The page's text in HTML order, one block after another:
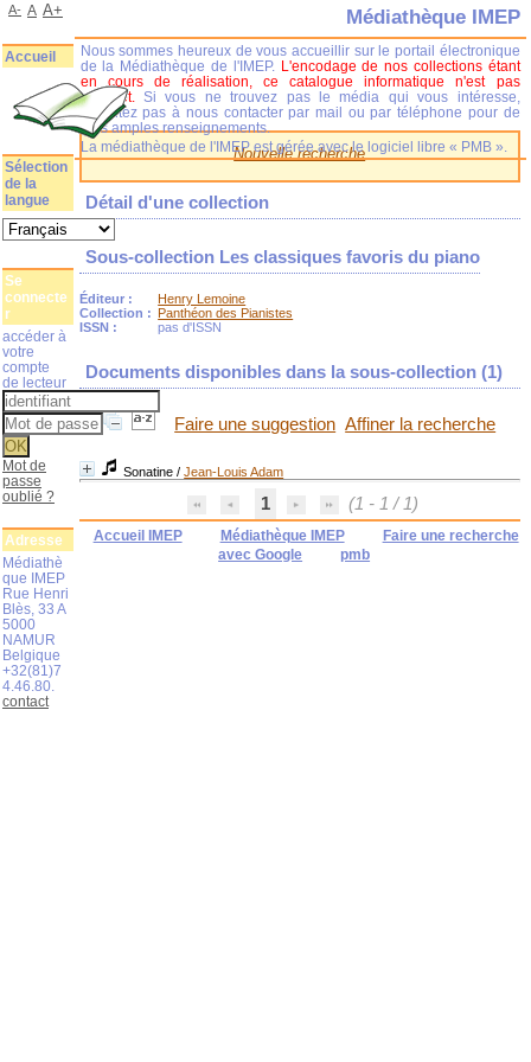
Nouvelle recherche
Détail d'une collection
Sous-collection Les classiques favoris du piano
Éditeur :
Henry Lemoine
Collection : Panthéon des Pianistes
ISSN :
pas d'ISSN
Documents disponibles dans la sous-collection (1)
Faire une suggestion Affiner la recherche
Sonatine /Jean-Louis Adam
1 (1 - 1 / 1)
Accueil IMEP Médiathèque IMEP
Faire une recherche
avec Google
pmb
Médiathèque IMEP
Nous sommes heureux de vous accueillir sur le portail électronique
de la Médiathèque de l'IMEP. L'encodage de nos collections étant
en cours de réalisation, ce catalogue informatique n'est pas
complet.
Si vous ne trouvez pas le média qui vous intéresse,
n'hésitez pas à nous contacter par mail ou par téléphone pour de
plus amples renseignements.
La médiathèque de l'IMEP est gérée avec le logiciel libre « PMB ».
A- A A+
Accueil
Sélection
de la
langue
Se
connecte
r
accéder à
votre
compte
de lecteur
Mot de
passe
oublié ?
Adresse
Médiathè
que IMEP
Rue Henri
Blès, 33 A
5000
NAMUR
Belgique
+32(81)7
4.46.80.
contact